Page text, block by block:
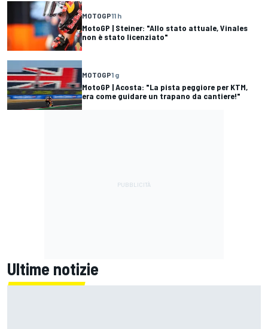
MOTOGP11 h
MotoGP | Steiner: "Allo stato attuale, Vinales
non è stato licenziato"
MOTOGP1 g
MotoGP | Acosta: "La pista peggiore per KTM,
era come guidare un trapano da cantiere!"
Ultime notizie